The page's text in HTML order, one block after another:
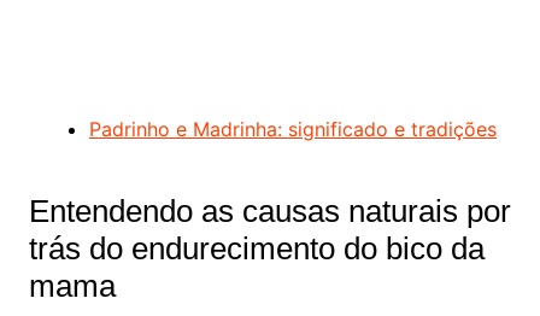
Padrinho e Madrinha: significado e tradições
Entendendo as causas naturais por
trás do endurecimento do bico da
mama